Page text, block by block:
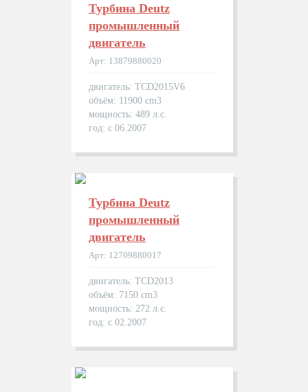
Турбина Deutz
промышленный
двигатель
Арт: 13879880020
двигатель: TCD2015V6
объём: 11900 cm3
мощность: 489 л.с.
год: с 06.2007
Турбина Deutz
промышленный
двигатель
Арт: 12709880017
двигатель: TCD2013
объём: 7150 cm3
мощность: 272 л.с.
год: с 02.2007